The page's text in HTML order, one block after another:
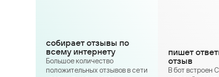
собирает отзывы по
всему интернету
Большое количество
положительных отзывов в сети
пишет
отзыв
В бот встроен